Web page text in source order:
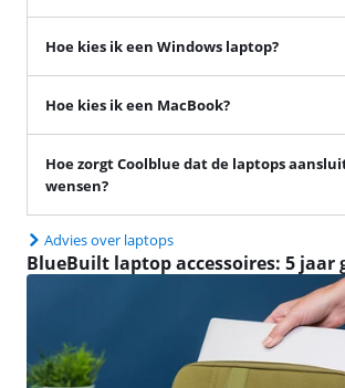
Hoe kies ik een Windows laptop?
Hoe kies ik een MacBook?
Hoe zorgt Coolblue dat de laptops
wensen?
Advies over laptops
BlueBuilt laptop accessoires: 5 jaar